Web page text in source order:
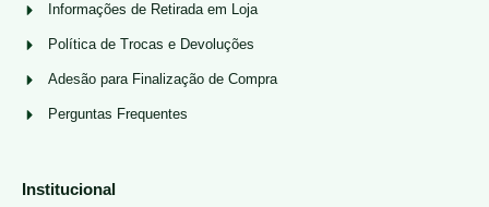
Informações de Retirada em Loja
Política de Trocas e Devoluções
Adesão para Finalização de Compra
Perguntas Frequentes
Institucional